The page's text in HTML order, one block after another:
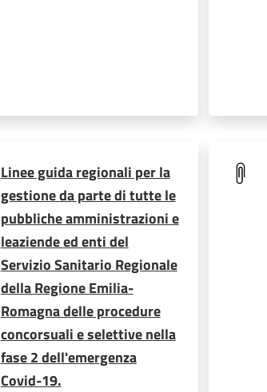
Linee guida regionali per la
gestione da parte di tutte le
pubbliche amministrazioni e
leaziende ed enti del
Servizio Sanitario Regionale
della Regione Emilia-
Romagna delle procedure
concorsuali e selettive nella
fase 2 dell'emergenza
Covid-19.